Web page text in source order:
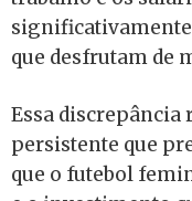
que desfrutam de
Essa discrepância
persistente que
que o futebol